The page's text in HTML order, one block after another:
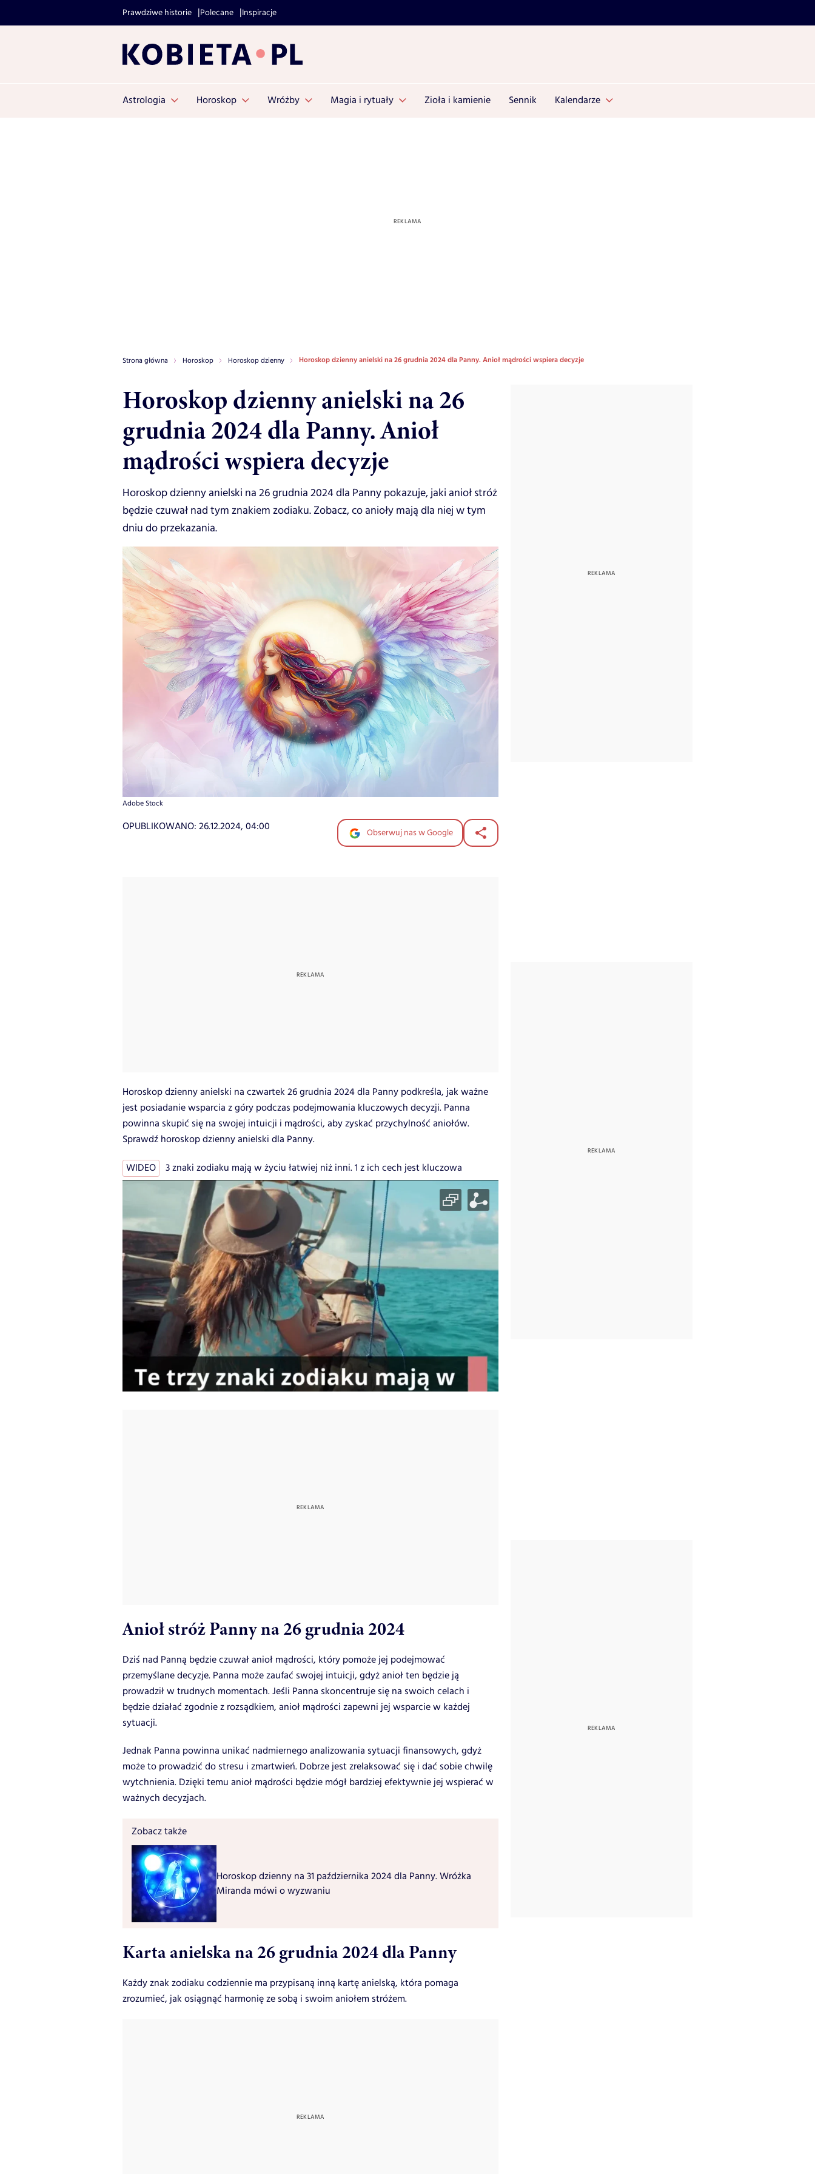
Prawdziwe historie Polecane Inspiracje
Astrologia Horoskop Wróżby Magia i rytuały Zioła i kamienie Sennik Kalendarze
Strona główna Horoskop Horoskop dzienny Horoskop dzienny anielski na 26 grudnia 2024 dla Panny. Anioł mądrości wspiera decyzje
Horoskop dzienny anielski na 26
grudnia 2024 dla Panny. Anioł
mądrości wspiera decyzje
Horoskop dzienny anielski na 26 grudnia 2024 dla Panny pokazuje, jaki anioł stróż
będzie czuwał nad tym znakiem zodiaku. Zobacz, co anioły mają dla niej w tym
dniu do przekazania.
Adobe Stock
OPUBLIKOWANO: 26.12.2024, 04:00 Obserwuj nas w Google
Horoskop dzienny anielski na czwartek 26 grudnia 2024 dla Panny podkreśla, jak ważne
jest posiadanie wsparcia z góry podczas podejmowania kluczowych decyzji. Panna
powinna skupić się na swojej intuicji i mądrości, aby zyskać przychylność aniołów.
Sprawdź horoskop dzienny anielski dla Panny.
WIDEO 3 znaki zodiaku mają w życiu łatwiej niż inni. 1 z ich cech jest kluczowa
Anioł stróż Panny na 26 grudnia 2024
Dziś nad Panną będzie czuwał anioł mądrości, który pomoże jej podejmować
przemyślane decyzje. Panna może zaufać swojej intuicji, gdyż anioł ten będzie ją
prowadził w trudnych momentach. Jeśli Panna skoncentruje się na swoich celach i
będzie działać zgodnie z rozsądkiem, anioł mądrości zapewni jej wsparcie w każdej
sytuacji.
Jednak Panna powinna unikać nadmiernego analizowania sytuacji finansowych, gdyż
może to prowadzić do stresu i zmartwień. Dobrze jest zrelaksować się i dać sobie chwilę
wytchnienia. Dzięki temu anioł mądrości będzie mógł bardziej efektywnie jej wspierać w
ważnych decyzjach.
Zobacz także
Horoskop dzienny na 31 października 2024 dla Panny. Wróżka
Miranda mówi o wyzwaniu
Karta anielska na 26 grudnia 2024 dla Panny
Każdy znak zodiaku codziennie ma przypisaną inną kartę anielską, która pomaga
zrozumieć, jak osiągnąć harmonię ze sobą i swoim aniołem stróżem.